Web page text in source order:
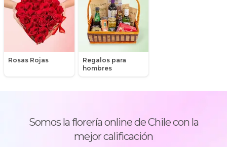
Rosas Rojas
Regalos para
hombres
Somos la florería online de Chile con la
mejor calificación